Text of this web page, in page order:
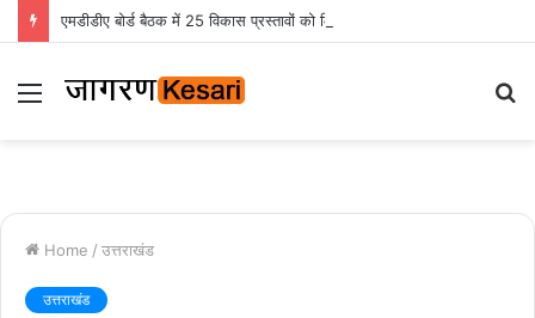
Menu
Home / उत्तराखंड
उत्तराखंड